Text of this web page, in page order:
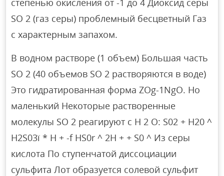
степенью окисления от -1 до 4 Диоксид серы
SO 2 (газ серы) проблемный бесцветный Газ
с характерным запахом.
В водном растворе (1 объем) Большая часть
SO 2 (40 объемов SO 2 растворяются в воде)
Это гидратированная форма ZOg-1NgO. Но
маленький Некоторые растворенные
молекулы SO 2 реагируют с H 2 O: S02 + H20 ^
H2S03ï * H + -f HS0r ^ 2H + + S0 ^ Из серы
кислота По ступенчатой ​​диссоциации
сульфита Лот образуется солевой сульфит